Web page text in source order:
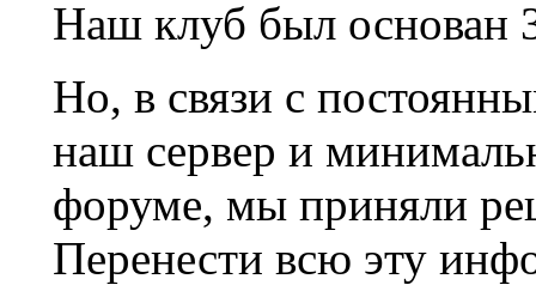
Наш клуб был основан
Но, в связи с
наш сервер и
форуме, мы приняли
Перенести всю эту